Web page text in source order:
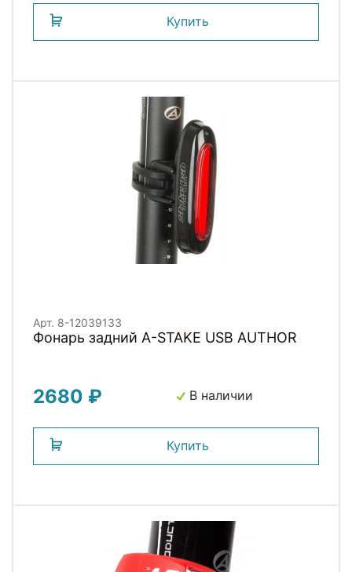
Купить
Арт. 8-12039133
Фонарь задний A-STAKE USB AUTHOR
2680 ₽ В наличии
Купить